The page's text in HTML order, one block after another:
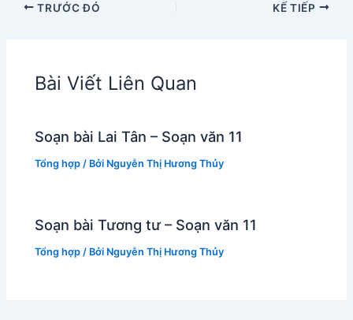
TRƯỚC ĐÓ KẾ TIẾP
Bài Viết Liên Quan
Soạn bài Lai Tân – Soạn văn 11
Tổng hợp / Bởi Nguyễn Thị Hương Thủy
Soạn bài Tương tư – Soạn văn 11
Tổng hợp / Bởi Nguyễn Thị Hương Thủy